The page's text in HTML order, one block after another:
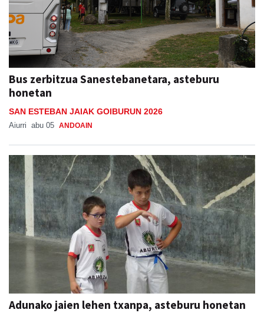
Bus zerbitzua Sanestebanetara, asteburu
honetan
SAN ESTEBAN JAIAK GOIBURUN 2026
Aiurri abu 05 ANDOAIN
Adunako jaien lehen txanpa, asteburu honetan